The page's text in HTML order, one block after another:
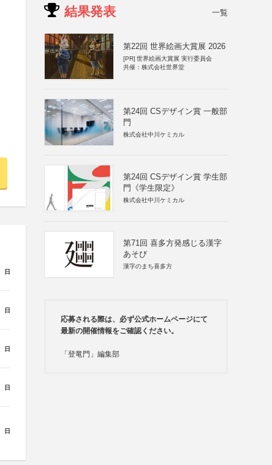
日
日
日
日
日
結果発表 一覧
第22回 世界絵画大賞展 2026
[PR] 世界絵画大賞展 実行委員会
共催：株式会社世界堂
第24回 CSデザイン賞 一般部
門
株式会社中川ケミカル
第24回 CSデザイン賞 学生部
門《学生限定》
株式会社中川ケミカル
第71回 喜多方発感じる漢字
あそび
漢字のまち喜多方
応募される際は、必ず公式ホームページにて
最新の開催情報をご確認ください。
「登竜門」編集部